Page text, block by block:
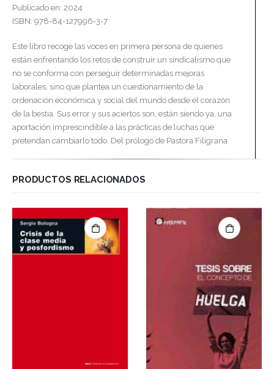
Publicado en: 2024
ISBN: 978-84-127996-3-7
Este libro recoge las voces en primera persona de quienes
están enfrentando los retos de construir un sindicalismo que
no se conforma con perseguir determinadas mejoras
laborales, sino que plantea un cuestionamiento de la
ordenación económica y social del mundo desde el corazón
de la bestia. Sus error y sus aciertos son, están siendo ya, una
aportación imprescindible a las prácticas de luchas que
pretendan cambiarlo todo. Del prólogo de Pastora Filigrana
PRODUCTOS RELACIONADOS